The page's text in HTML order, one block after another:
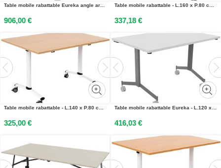
Table mobile rabattable Eureka angle arrondi à gauche - L.150 x P.70 cm - Plateau Chêne - Pieds Aluminium
906,00 €
Table mobile rabattable - L.160 x P.80 cm - Plateau Chêne canadien - Pieds Aluminium
337,18 €
Table mobile rabattable - L.140 x P.80 cm - Plateau Chêne - Pieds Blanc
325,00 €
Table mobile rabattable Eureka - L.120 x P.80 cm - Plateau Blanc - Pieds Aluminium
416,03 €